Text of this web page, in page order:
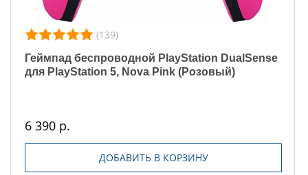
(139)
Геймпад беспроводной PlayStation DualSense
для PlayStation 5, Nova Pink (Розовый)
6 390 р.
ДОБАВИТЬ В КОРЗИНУ